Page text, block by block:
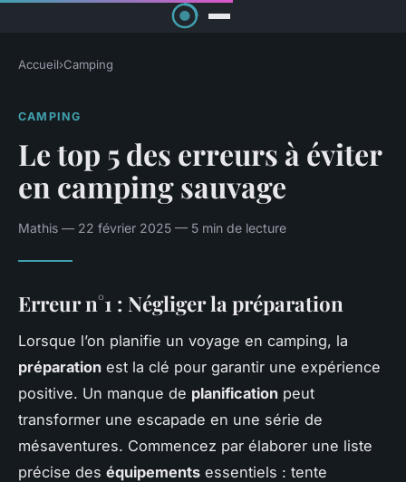
Accueil›Camping
CAMPING
Le top 5 des erreurs à éviter
en camping sauvage
Mathis — 22 février 2025 — 5 min de lecture
Erreur n°1 : Négliger la préparation
Lorsque l’on planifie un voyage en camping, la
préparation est la clé pour garantir une expérience
positive. Un manque de planification peut
transformer une escapade en une série de
mésaventures. Commencez par élaborer une liste
précise des équipements essentiels : tente